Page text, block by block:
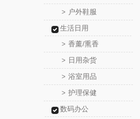
> 户外鞋服
生活日用
> 香薰/熏香
> 日用杂货
> 浴室用品
> 护理保健
数码办公